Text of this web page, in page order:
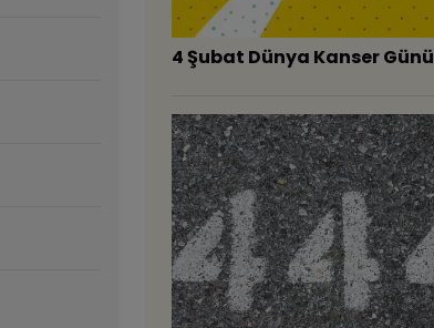
4 Şubat Dünya Kanser Günü